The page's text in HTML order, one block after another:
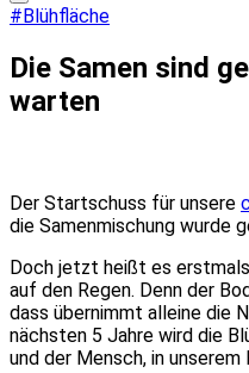
#Blühfläche
Die Samen sind
warten
Der Startschuss für unsere
die Samenmischung wurde
Doch jetzt heißt es
auf den Regen. Denn der
dass übernimmt alleine die
nächsten 5 Jahre wird die
und der Mensch, in unserem